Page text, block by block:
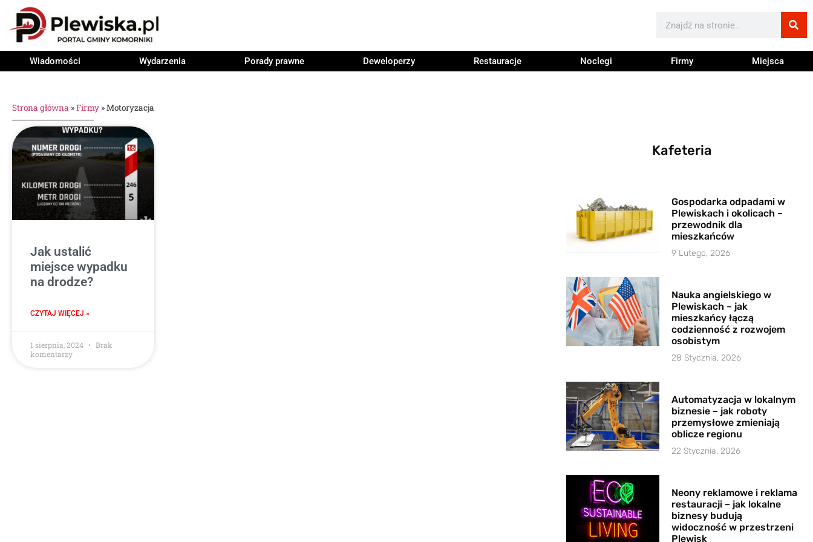
Wiadomości Wydarzenia Porady prawne Deweloperzy Restauracje Noclegi Firmy Miejsca
Strona główna »Firmy »Motoryzacja
Jak ustalić
miejsce wypadku
na drodze?
CZYTAJ WIĘCEJ »
1 sierpnia, 2024
Brak
komentarzy
Kafeteria
Gospodarka odpadami w
Plewiskach i okolicach –
przewodnik dla
mieszkańców
9 Lutego, 2026
Nauka angielskiego w
Plewiskach – jak
mieszkańcy łączą
codzienność z rozwojem
osobistym
28 Stycznia, 2026
Automatyzacja w lokalnym
biznesie – jak roboty
przemysłowe zmieniają
oblicze regionu
22 Stycznia, 2026
Neony reklamowe i reklama
restauracji – jak lokalne
biznesy budują
widoczność w przestrzeni
Plewisk